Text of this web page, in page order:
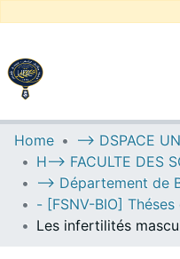
UNIVERSITY OF
Communities &
All of DSpace
Statistics
Home